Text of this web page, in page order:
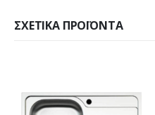
ΣΧΕΤΙΚΆ ΠΡΟΪΌΝΤΑ